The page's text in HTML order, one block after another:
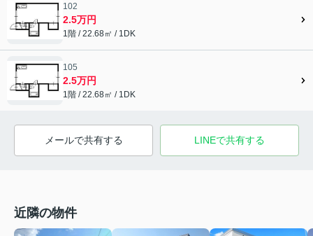
102
2.5万円
1階 / 22.68㎡ / 1DK
105
2.5万円
1階 / 22.68㎡ / 1DK
メールで共有する LINEで共有する
近隣の物件